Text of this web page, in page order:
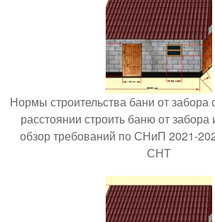
Нормы строительства бани от забора
расстоянии строить баню от
обзор требований по СНиП 2021-
СНТ